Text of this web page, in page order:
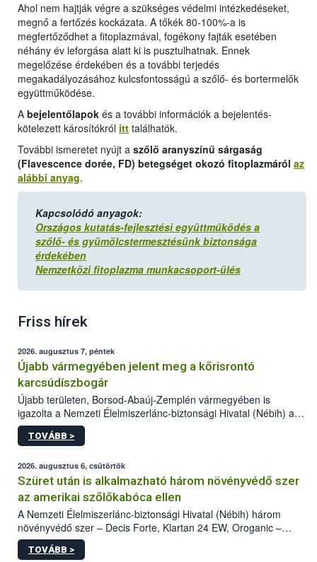
Ahol nem hajtják végre a szükséges védelmi intézkedéseket,
megnő a fertőzés kockázata. A tőkék 80-100%-a is
megfertőződhet a fitoplazmával, fogékony fajták esetében
néhány év leforgása alatt ki is pusztulhatnak. Ennek
megelőzése érdekében és a további terjedés
megakadályozásához kulcsfontosságú a szőlő- és bortermelők
együttműködése.
A bejelentőlapok és a további információk a bejelentés-
kötelezett károsítókról itt találhatók.
További ismeretet nyújt a szőlő aranyszínű sárgaság
(Flavescence dorée, FD) betegséget okozó fitoplazmáról az
alábbi anyag.
Kapcsolódó anyagok:
Országos kutatás-fejlesztési együttműködés a
szőlő- és gyümölcstermesztésünk biztonsága
érdekében
Nemzetközi fitoplazma munkacsoport-ülés
Friss hírek
2026. augusztus 7, péntek
Újabb vármegyében jelent meg a kőrisrontó
karcsúdíszbogár
Újabb területen, Borsod-Abaúj-Zemplén vármegyében is
igazolta a Nemzeti Élelmiszerlánc-biztonsági Hivatal (Nébih) a
kőrisrontó karcsúdíszbogár (Agrilus planipennis) jelenlétét. A
kártevőt nem csak színcsapdában találták meg, de már fertőzött
az intenzív felderítést, emellett az intézkedéseket a szlovák
hatósággal is összehangolják a terjedés megállítása érdekében.
TOVÁBB >
2026. augusztus 6, csütörtök
Szüret után is alkalmazható három növényvédő szer
az amerikai szőlőkabóca ellen
A Nemzeti Élelmiszerlánc-biztonsági Hivatal (Nébih) három
növényvédő szer – Decis Forte, Klartan 24 EW, Oroganic –
engedélyokiratát módosította, így azok a szüretet követően,
egészen a vesszőérettség (BBCH 91) stádiumáig
TOVÁBB >